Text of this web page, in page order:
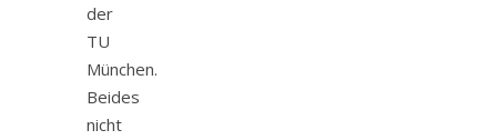
der
TU
München.
Beides
nicht